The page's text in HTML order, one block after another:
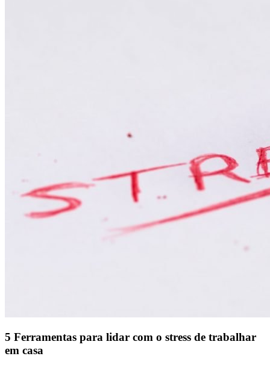
5 Ferramentas para lidar com o stress de trabalhar
em casa